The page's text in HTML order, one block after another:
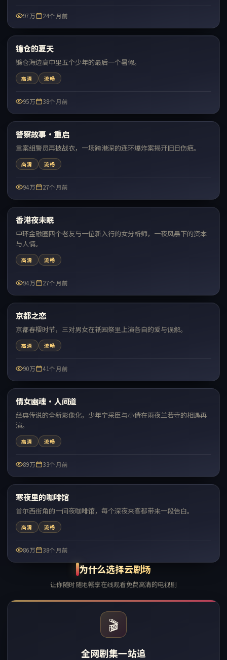
97万 24个月前
热门
镰仓的夏天
镰仓海边高中里五个少年的最后一个暑假。
高清 流畅
95万 38个月前
热门
警察故事·重启
重案组警员再披战衣，一场跨港深的连环爆炸案揭开旧日伤疤。
高清 流畅
94万 27个月前
热门
香港夜未眠
中环金融圈四个老友与一位新入行的女分析师，一夜风暴下的资本
与人情。
高清 流畅
94万 27个月前
热门
京都之恋
京都春樱时节，三对男女在祇园祭里上演各自的爱与误解。
高清 流畅
90万 41个月前
热门
倩女幽魂·人间道
经典传说的全新影像化，少年宁采臣与小倩在雨夜兰若寺的相遇再
演。
高清 流畅
89万 33个月前
热门
寒夜里的咖啡馆
首尔西街角的一间夜咖啡馆，每个深夜来客都带来一段告白。
高清 流畅
86万 38个月前
为什么选择云剧场
让你随时随地畅享在线观看免费高清的电视剧
🎬
全网剧集一站追